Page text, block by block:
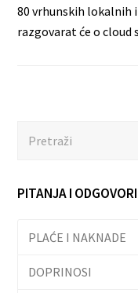
80 vrhunskih lokalnih
razgovarat će o
PITANJA I ODGOVORI
PLAĆE I NAKNADE
DOPRINOSI